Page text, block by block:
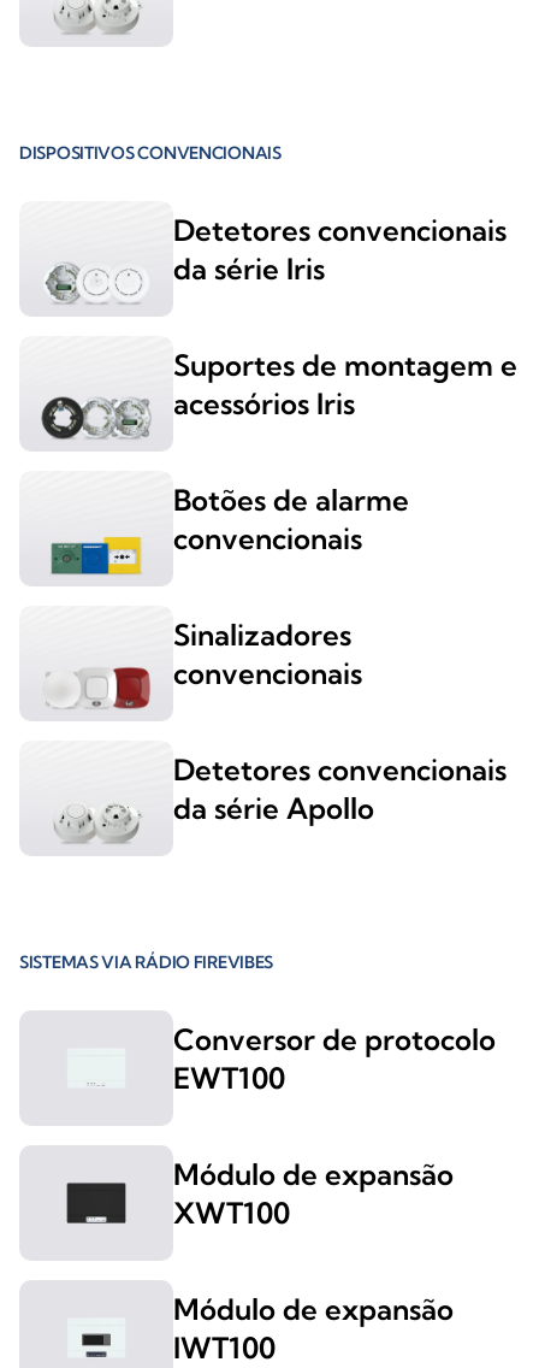
DISPOSITIVOS CONVENCIONAIS
Detetores convencionais
da série Iris
Suportes de montagem e
acessórios Iris
Botões de alarme
convencionais
Sinalizadores
convencionais
Detetores convencionais
da série Apollo
SISTEMAS VIA RÁDIO FIREVIBES
Conversor de protocolo
EWT100
Módulo de expansão
XWT100
Módulo de expansão
IWT100